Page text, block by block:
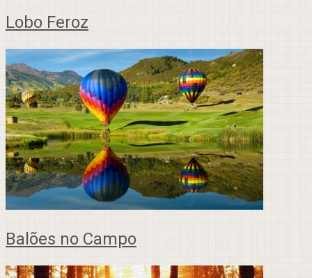
Lobo Feroz
Balões no Campo